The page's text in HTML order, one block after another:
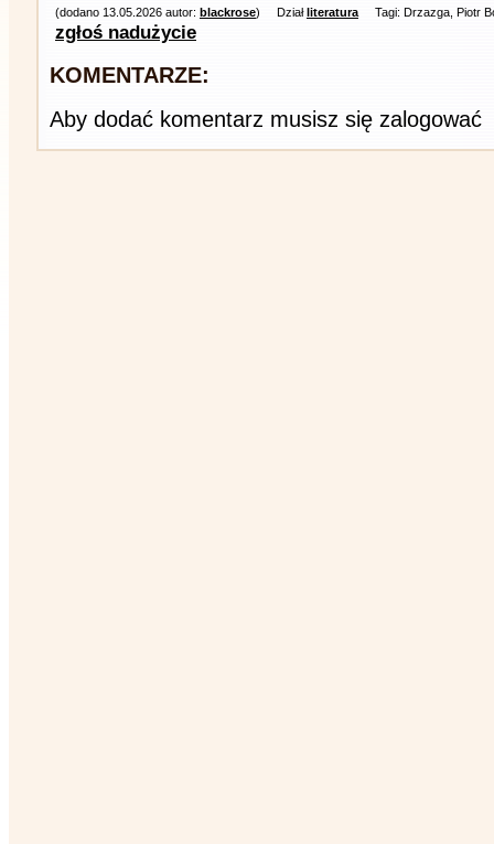
(dodano 13.05.2026 autor: blackrose) Działliteratura Tagi: Drzazga, Piotr
zgłoś nadużycie
KOMENTARZE:
Aby dodać komentarz musisz się zalogować